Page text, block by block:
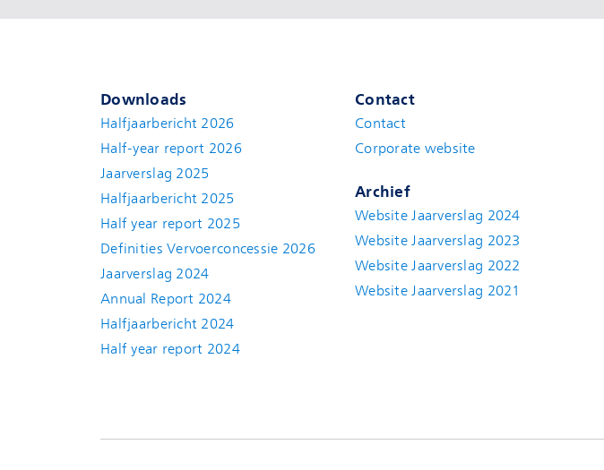
Downloads
Halfjaarbericht 2026
Half-year report 2026
Jaarverslag 2025
Halfjaarbericht 2025
Half year report 2025
Definities Vervoerconcessie 2026
Jaarverslag 2024
Annual Report 2024
Halfjaarbericht 2024
Half year report 2024(new window)
Contact
Contact(new window)
Corporate website
Archief
Website Jaarverslag 2024
Website Jaarverslag 2023
Website Jaarverslag 2022
Website Jaarverslag 2021